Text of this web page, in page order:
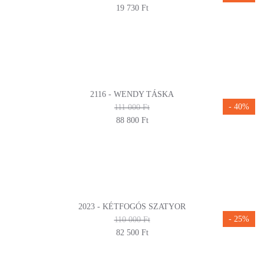
19 730 Ft
2116 - WENDY TÁSKA
111 000 Ft
88 800 Ft
2023 - KÉTFOGÓS SZATYOR
110 000 Ft
82 500 Ft
- 40%
- 25%